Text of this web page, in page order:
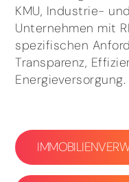
KMU, Industrie-
Unternehmen mit
spezifischen
Transparenz,
Energieversorgung.